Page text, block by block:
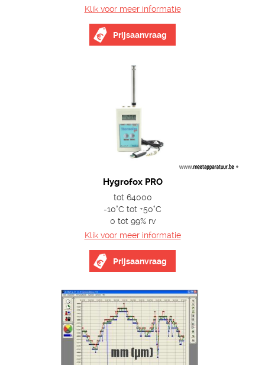
Klik voor meer informatie
Prijsaanvraag
Hygrofox PRO
tot 64000
-10°C tot +50°C
0 tot 99% rv
Klik voor meer informatie
Prijsaanvraag